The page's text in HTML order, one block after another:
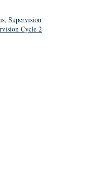
, Supervision
Cycle 2